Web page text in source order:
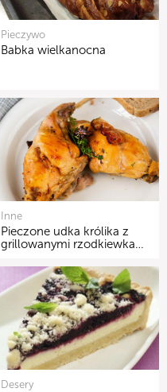
Pieczywo
Babka wielkanocna
Inne
Pieczone udka królika z
grillowanymi rzodkiewka…
Desery